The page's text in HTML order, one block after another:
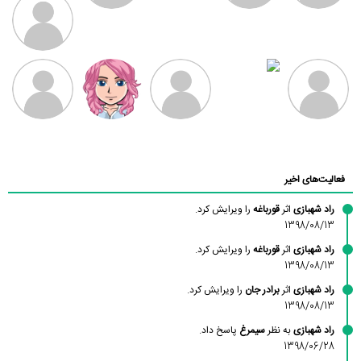
ملیکا منتظری
عارفه داستانپور
فعالیت‌های اخیر
راد شهبازی اثرقورباغه را ویرایش کرد.
1398/08/13
راد شهبازی اثرقورباغه را ویرایش کرد.
1398/08/13
راد شهبازی اثربرادر جان را ویرایش کرد.
1398/08/13
راد شهبازیبه نظرسیمرغ پاسخ داد.
1398/06/28